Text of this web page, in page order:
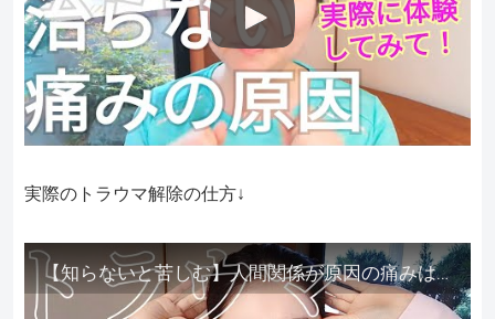
実際のトラウマ解除の仕方↓
【知らないと苦しむ】人間関係が原因の痛みはトラウマ解除が必須。病院に行っても原因不明で治らない不調はこれをしてからケアしてみてください。